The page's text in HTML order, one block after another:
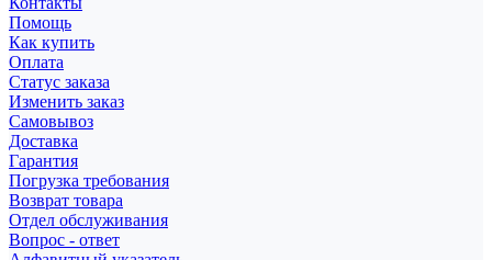
Помощь
Как купить
Оплата
Статус заказа
Изменить заказ
Самовывоз
Доставка
Гарантия
Погрузка требования
Возврат товара
Отдел обслуживания
Вопрос - ответ